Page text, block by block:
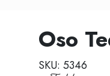
Oso
SKU: 5346